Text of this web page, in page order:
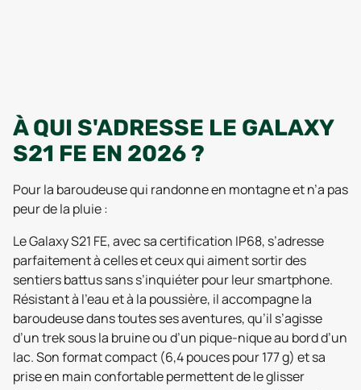
À QUI S'ADRESSE LE GALAXY
S21 FE EN 2026 ?
Pour la baroudeuse qui randonne en montagne et n’a pas
peur de la pluie :
Le Galaxy S21 FE, avec sa certification IP68, s’adresse
parfaitement à celles et ceux qui aiment sortir des
sentiers battus sans s’inquiéter pour leur smartphone.
Résistant à l’eau et à la poussière, il accompagne la
baroudeuse dans toutes ses aventures, qu’il s’agisse
d’un trek sous la bruine ou d’un pique-nique au bord d’un
lac. Son format compact (6,4 pouces pour 177 g) et sa
prise en main confortable permettent de le glisser